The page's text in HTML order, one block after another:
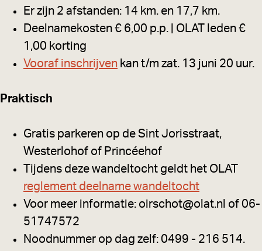
Er zijn 2 afstanden: 14 km. en 17,7 km.
Deelnamekosten € 6,00 p.p. | OLAT leden €
1,00 korting
Vooraf inschrijven kan t/m zat. 13 juni 20 uur.
Praktisch
Gratis parkeren op de Sint Jorisstraat,
Westerlohof of Princéehof
Tijdens deze wandeltocht geldt het OLAT
reglement deelname wandeltocht
Voor meer informatie: oirschot@olat.nl of 06-
51747572
Noodnummer op dag zelf: 0499 - 216 514.